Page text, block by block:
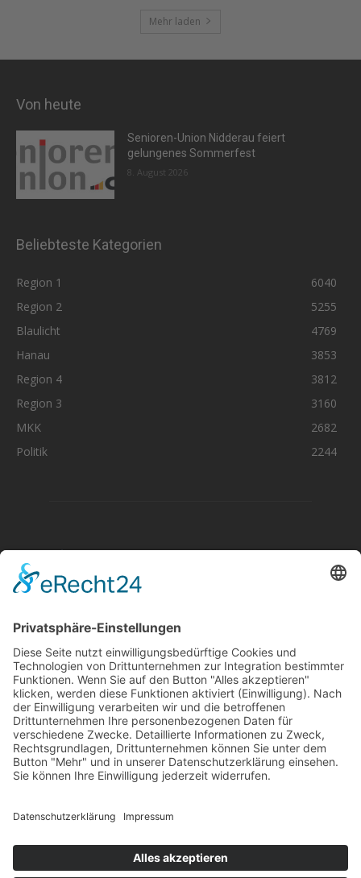
Mehr laden
Von heute
Senioren-Union Nidderau feiert
gelungenes Sommerfest
8. August 2026
Beliebteste Kategorien
Region 1
6040
Region 2
5255
Blaulicht
4769
Hanau
3853
Region 4
3812
Region 3
3160
MKK
2682
Politik
2244
Aktuelle Nachrichten aus dem MKK-Kreis.
Kontaktiere uns:team@mkk-echo.de
JetztBericht einreichen
Folge uns auf SocialMedia